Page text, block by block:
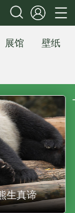
展馆 壁纸
生真谛